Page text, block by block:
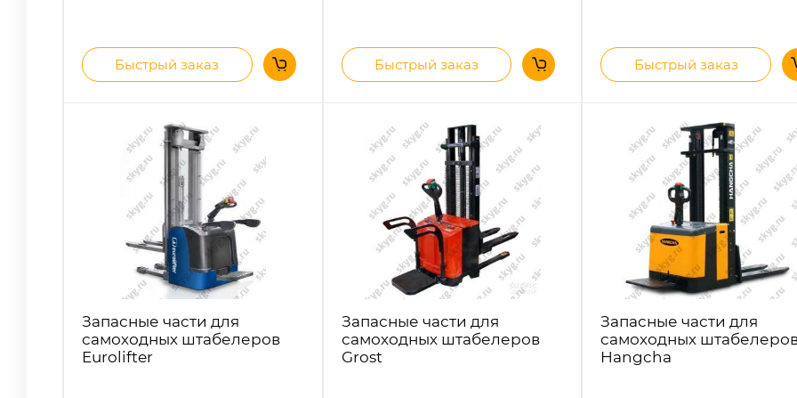
Быстрый заказ Быстрый заказ Быстрый заказ
Запасные части для
самоходных штабелеров
Eurolifter
Запасные части для
самоходных штабелеров
Grost
Запасные части для
самоходных
Hangcha